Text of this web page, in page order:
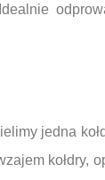
jedna
kołdry,